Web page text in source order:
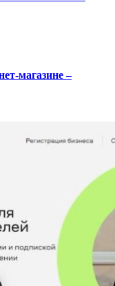
магазине –